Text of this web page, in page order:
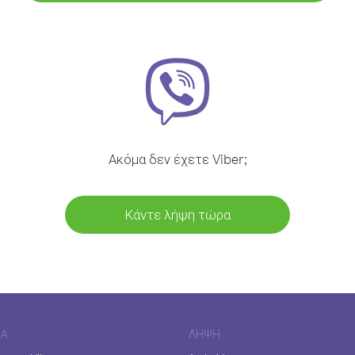
Ακόμα δεν έχετε Viber;
Κάντε λήψη τώρα
ΛΉΨΗ